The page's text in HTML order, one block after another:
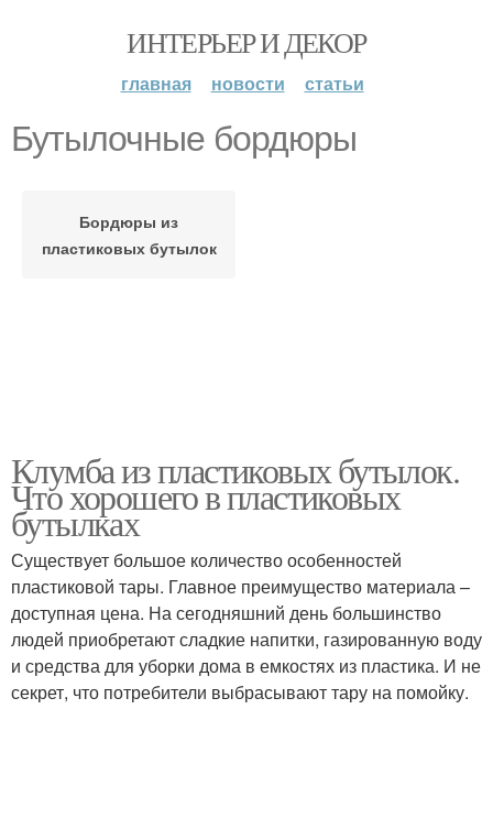
ИНТЕРЬЕР И ДЕКОР
главная новости статьи
Бутылочные бордюры
Бордюры из
пластиковых бутылок
Клумба из пластиковых бутылок.
Что хорошего в пластиковых
бутылках
Существует большое количество особенностей
пластиковой тары. Главное преимущество материала –
доступная цена. На сегодняшний день большинство
людей приобретают сладкие напитки, газированную воду
и средства для уборки дома в емкостях из пластика. И не
секрет, что потребители выбрасывают тару на помойку.